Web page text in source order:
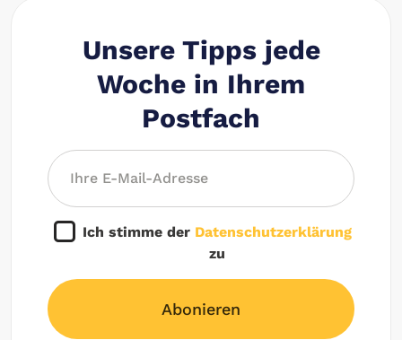
Unsere Tipps jede
Woche in Ihrem
Postfach
Ich stimme der Datenschutzerklärung
zu
Abonieren